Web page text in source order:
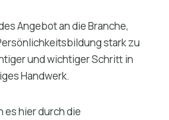
Angebot an die Branche,
stark zu
und wichtiger Schritt in
Handwerk.
es hier durch die